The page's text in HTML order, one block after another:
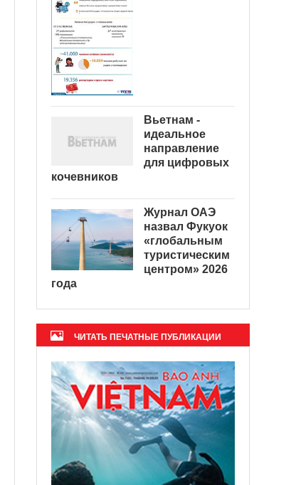
Вьетнам -
идеальное
направление
для цифровых
кочевников
Журнал ОАЭ
назвал Фукуок
«глобальным
туристическим
центром» 2026
года
ЧИТАТЬ ПЕЧАТНЫЕ ПУБЛИКАЦИИ